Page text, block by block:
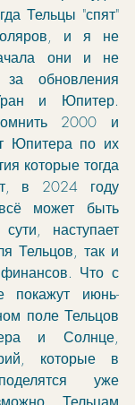
Тельцы "спят"
и я не
они и не
обновления
и Юпитер.
2000 и
Юпитера по их
которые тогда
в 2024 году
может быть
наступает
Тельцов, так и
Что с
покажут июнь-
поле Тельцов
и Солнце,
которые в
уже